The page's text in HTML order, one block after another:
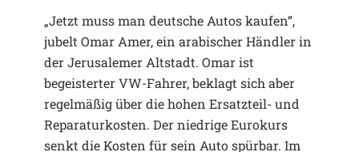
„Jetzt muss man deutsche Autos kaufen“,
jubelt Omar Amer, ein arabischer Händler in
der Jerusalemer Altstadt. Omar ist
begeisterter VW-Fahrer, beklagt sich aber
regelmäßig über die hohen Ersatzteil- und
Reparaturkosten. Der niedrige Eurokurs
senkt die Kosten für sein Auto spürbar. Im